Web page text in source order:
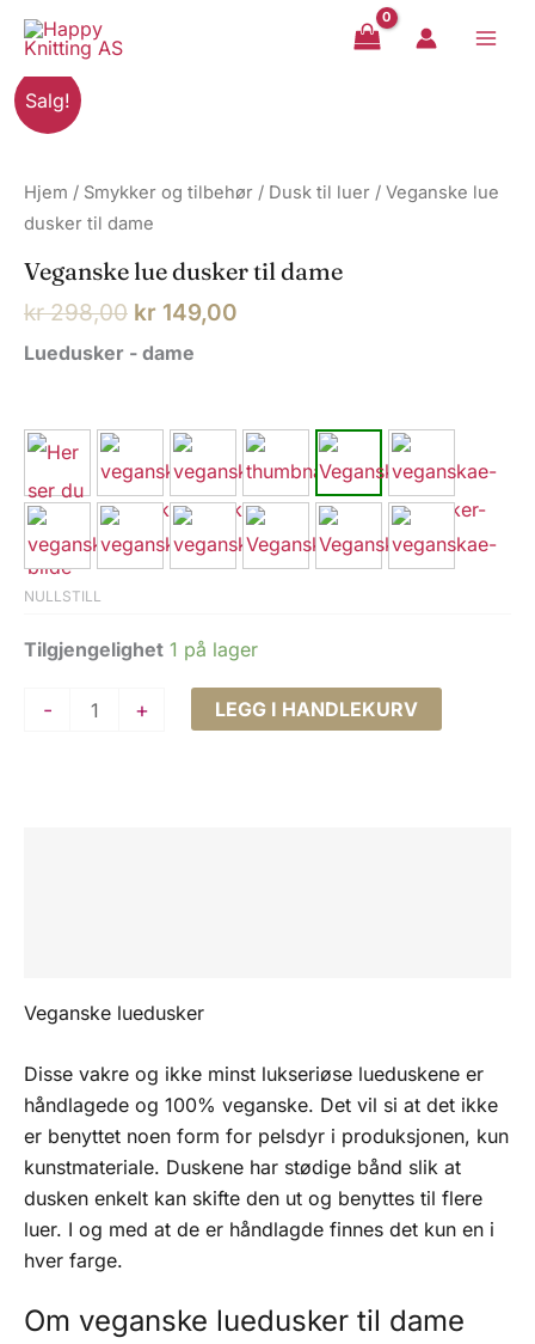
Hopp
rett
innholdet
Salg!
Hjem / Smykker og tilbehør / Dusk til luer / Veganske lue
dusker til dame
Veganske lue dusker til dame
kr298,00 Opprinnelig
pris
kr 149,00
Luedusker - dame
NULLSTILL
Tilgjengelighet 1 på lager
-
Veganske
+ LEGG I HANDLEKURV
Veganske luedusker
Disse vakre og ikke minst lukseriøse lueduskene er
håndlagede og 100% veganske. Det vil si at det ikke
er benyttet noen form for pelsdyr i produksjonen, kun
kunstmateriale. Duskene har stødige bånd slik at
dusken enkelt kan skifte den ut og benyttes til flere
luer. I og med at de er håndlagde finnes det kun en i
hver farge.
Om veganske luedusker til dame